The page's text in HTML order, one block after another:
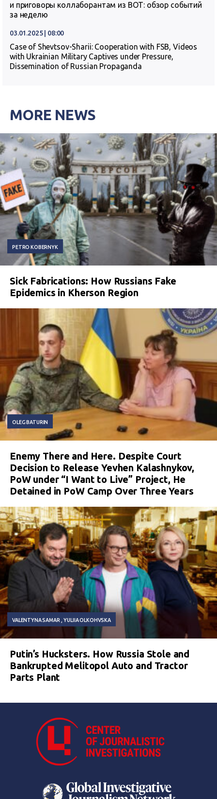
и приговоры коллаборантам из ВОТ: обзор событий
за неделю
03.01.2025 | 08:00
Case of Shevtsov-Sharii: Cooperation with FSB, Videos
with Ukrainian Military Captives under Pressure,
Dissemination of Russian Propaganda
MORE NEWS
PETRO KOBERNYK
Sick Fabrications: How Russians Fake
Epidemics in Kherson Region
OLEG BATURIN
Enemy There and Here. Despite Court
Decision to Release Yevhen Kalashnykov,
PoW under “I Want to Live” Project, He
Detained in PoW Camp Over Three Years
VALENTYNA SAMAR YULIIA OLKOHVSKA
Putin’s Hucksters. How Russia Stole and
Bankrupted Melitopol Auto and Tractor
Parts Plant